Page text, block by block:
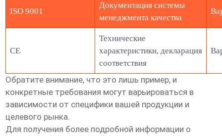
ISO 9001
Документация системы
менеджмента качества
CE
Технические
характеристики, декларация
соответствия
Обратите внимание, что это лишь пример, и
конкретные требования могут варьироваться в
зависимости от специфики вашей продукции и
целевого рынка.
Для получения более подробной информации о